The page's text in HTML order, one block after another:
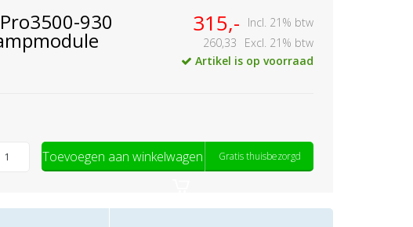
930 315,-
Incl. 21% btw
260,33
Excl. 21% btw
Artikel is op voorraad
Toevoegen aan winkelwagen Gratis thuisbezorgd